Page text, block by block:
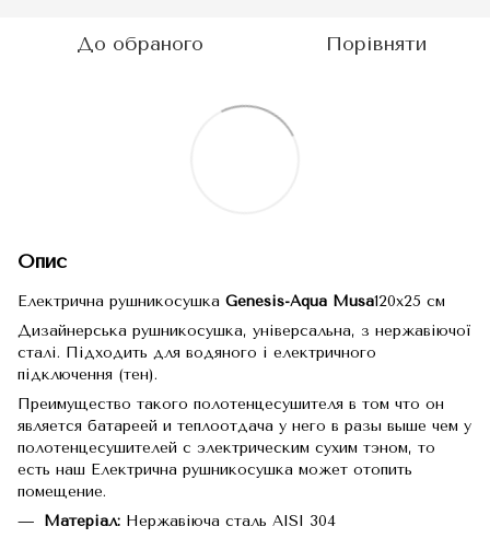
До обраного Порівняти
Опис
Електрична рушникосушка Genesis-Aqua Musa120x25 см
Дизайнерська рушникосушка, універсальна, з нержавіючої
сталі. Підходить для водяного і електричного
підключення (тен).
Преимущество такого полотенцесушителя в том что он
является батареей и теплоотдача у него в разы выше чем у
полотенцесушителей с электрическим сухим тэном, то
есть наш Електрична рушникосушка может отопить
помещение.
Матеріал: Нержавіюча сталь AISI 304